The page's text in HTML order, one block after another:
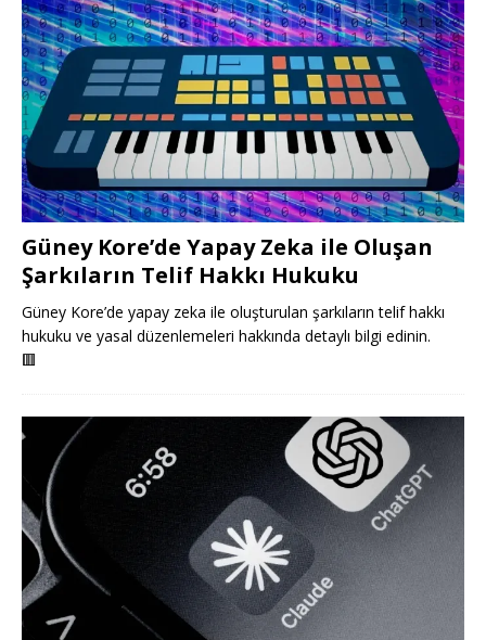
Güney Kore’de Yapay Zeka ile Oluşan
Şarkıların Telif Hakkı Hukuku
Güney Kore’de yapay zeka ile oluşturulan şarkıların telif hakkı
hukuku ve yasal düzenlemeleri hakkında detaylı bilgi edinin.
🟥